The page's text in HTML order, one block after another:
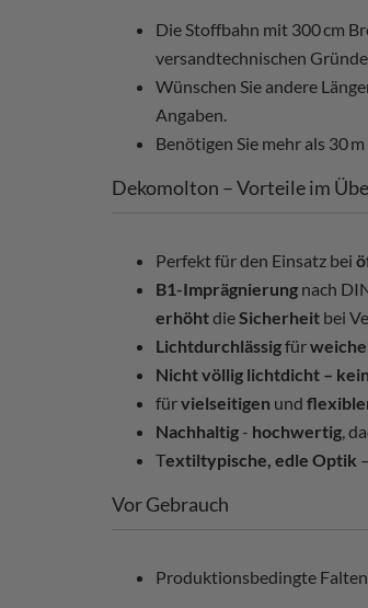
Die Stoffbahn mit 300 cm
versandtechnischen
Wünschen Sie andere
Angaben.
Benötigen Sie mehr als 30
Dekomolton – Vorteile im
Perfekt für den Einsatz bei
B1-Imprägnierung nach
erhöhtdieSicherheit bei
Lichtdurchlässigfür
Nicht völlig lichtdicht –
fürvielseitigen und
Nachhaltig - hochwertig,
Textiltypische, edle Optik
Vor Gebrauch
Produktionsbedingte